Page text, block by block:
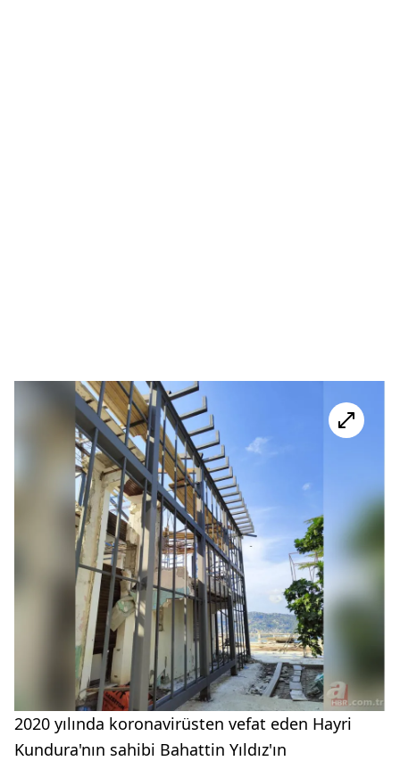
2020 yılında koronavirüsten vefat eden Hayri
Kundura'nın sahibi Bahattin Yıldız'ın